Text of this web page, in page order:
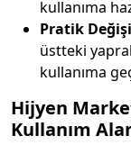
kullanıma
Pratik
üstteki
kullanıma
Hijyen
Kullanım